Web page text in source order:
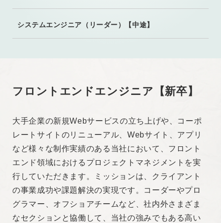
システムエンジニア （リーダー）【中途】
フロントエンドエンジニア【新卒】
大手企業の新規Webサービスの立ち上げや、コーポ
レートサイトのリニューアル、Webサイト、アプリ
など様々な制作実績のある当社において、フロント
エンド領域におけるプロジェクトマネジメントを実
行していただきます。ミッションは、クライアント
の事業成功や課題解決の実現です。コーダーやプロ
グラマー、オフショアチームなど、社内外さまざま
なセクションと協働して、当社の強みでもある高い